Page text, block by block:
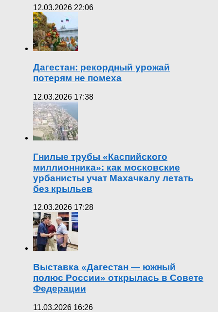
12.03.2026 22:06
Дагестан: рекордный урожай
потерям не помеха
12.03.2026 17:38
Гнилые трубы «Каспийского
миллионника»: как московские
урбанисты учат Махачкалу летать
без крыльев
12.03.2026 17:28
Выставка «Дагестан — южный
полюс России» открылась в Совете
Федерации
11.03.2026 16:26